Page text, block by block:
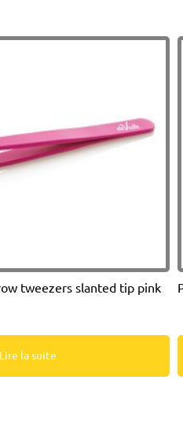
tweezers slanted tip pink
Lire la suite